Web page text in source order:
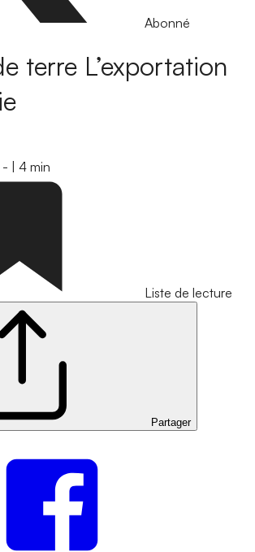
Abonné
terre L’exportation
- 4 min
Liste de lecture
Partager